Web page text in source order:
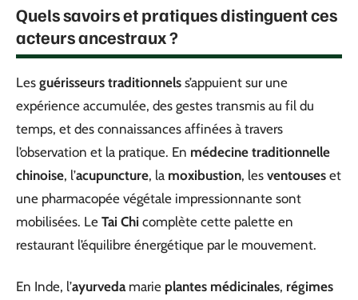
Quels savoirs et pratiques distinguent ces
acteurs ancestraux ?
Les guérisseurs traditionnels s’appuient sur une
expérience accumulée, des gestes transmis au fil du
temps, et des connaissances affinées à travers
l’observation et la pratique. En médecine traditionnelle
chinoise, l’acupuncture, la moxibustion, les ventouses et
une pharmacopée végétale impressionnante sont
mobilisées. Le Tai Chi complète cette palette en
restaurant l’équilibre énergétique par le mouvement.
En Inde, l’ayurvedamarie plantes médicinales, régimes